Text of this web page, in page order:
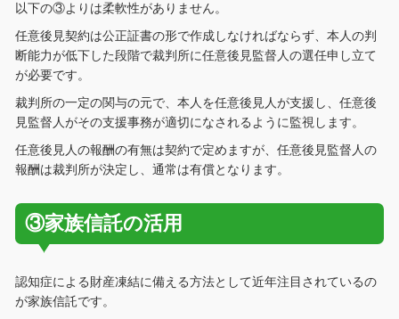
以下の③よりは柔軟性がありません。
任意後見契約は公正証書の形で作成しなければならず、本人の判
断能力が低下した段階で裁判所に任意後見監督人の選任申し立て
が必要です。
裁判所の一定の関与の元で、本人を任意後見人が支援し、任意後
見監督人がその支援事務が適切になされるように監視します。
任意後見人の報酬の有無は契約で定めますが、任意後見監督人の
報酬は裁判所が決定し、通常は有償となります。
③家族信託の活用
認知症による財産凍結に備える方法として近年注目されているの
が家族信託です。